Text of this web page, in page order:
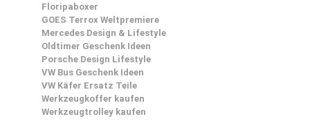
Floripaboxer
GOES Terrox Weltpremiere
Mercedes Design & Lifestyle
Oldtimer Geschenk Ideen
Porsche Design Lifestyle
VW Bus Geschenk Ideen
VW Käfer Ersatz Teile
Werkzeugkoffer kaufen
Werkzeugtrolley kaufen